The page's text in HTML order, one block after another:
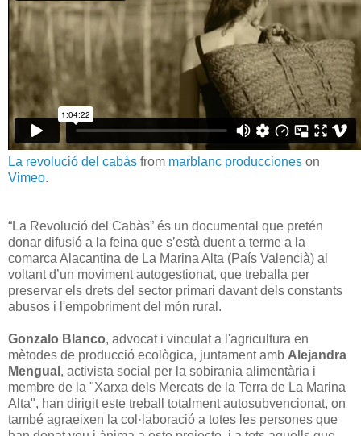
La revolució del cabàs from marblanc producciones on
Vimeo.
“La Revolució del Cabàs” és un documental que pretén
donar difusió a la feina que s’està duent a terme a la
comarca Alacantina de La Marina Alta (País Valencià) al
voltant d’un moviment autogestionat, que treballa per
preservar els drets del sector primari davant dels constants
abusos i l'empobriment del món rural.
Gonzalo Blanco, advocat i vinculat a l'agricultura en
mètodes de producció ecològica, juntament amb Alejandra
Mengual , activista social per la sobirania alimentària i
membre de la "Xarxa dels Mercats de la Terra de La Marina
Alta", han dirigit este treball totalment autosubvencionat, on
també agraeixen la col·laboració a totes les persones que